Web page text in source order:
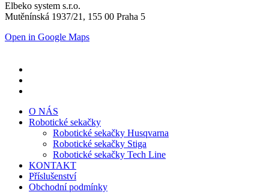
Elbeko system s.r.o.
Mutěnínská 1937/21, 155 00 Praha 5
Open in Google Maps
O NÁS
Robotické sekačky
Robotické sekačky Husqvarna
Robotické sekačky Stiga
Robotické sekačky Tech Line
KONTAKT
Příslušenství
Obchodní podmínky